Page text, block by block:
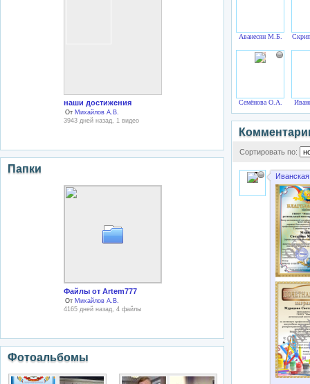
наши достижения
От Михайлов А.В.
3943 дней назад, 1 видео
Папки
Файлы от Artem777
От Михайлов А.В.
4165 дней назад, 4 файлы
Фотоальбомы
Аванесян М.Б.
Семёнова О.А.
Сортировать по: